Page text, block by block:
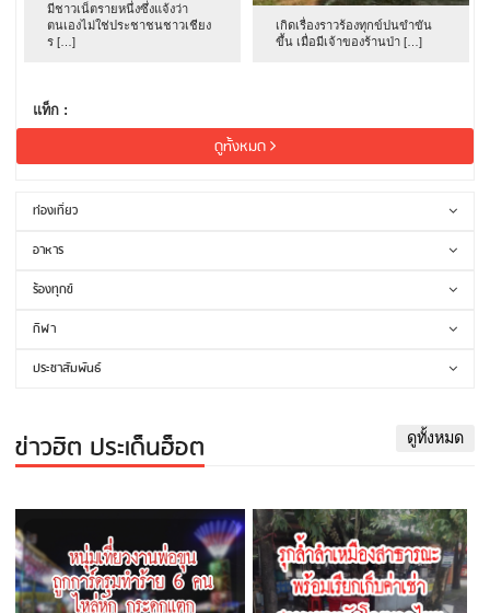
มีชาวเน็ตรายหนึ่งซึ่งแจ้งว่า
ตนเองไม่ใช่ประชาชนชาวเชียง
ร […]
เกิดเรื่องราวร้องทุกข์ปนขำขัน
ขึ้น เมื่อมีเจ้าของร้านป่า […]
แท็ก :
ดูทั้งหมด
ท่องเที่ยว
อาหาร
ร้องทุกข์
กีฬา
ประชาสัมพันธ์
ข่าวฮิต ประเด็นฮ็อต ดูทั้งหมด